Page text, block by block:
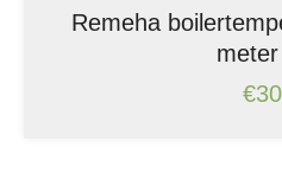
Remeha
meter
€